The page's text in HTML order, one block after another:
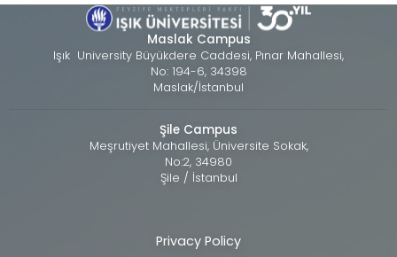
Maslak Campus
Işık University Büyükdere Caddesi, Pınar Mahallesi,
No: 194-6, 34398
Maslak/İstanbul
Şile Campus
Meşrutiyet Mahallesi, Üniversite Sokak,
No:2, 34980
Şile / İstanbul
Alt
Privacy Policy